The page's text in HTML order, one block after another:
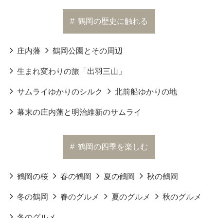
# 鶴岡の歴史に触れる
庄内藩 鶴岡公園とその周辺
生まれ変わりの旅「出羽三山」
サムライゆかりのシルク 北前船ゆかりの地
幕末の庄内藩と明治維新のサムライ
# 鶴岡の四季を楽しむ
鶴岡の桜 春の鶴岡 夏の鶴岡 秋の鶴岡
冬の鶴岡 春のグルメ 夏のグルメ 秋のグルメ